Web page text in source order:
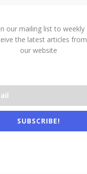
our mailing list to weekly
the latest articles from
our website
SUBSCRIBE!